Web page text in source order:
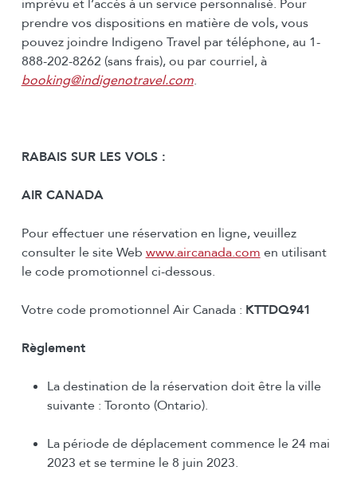
imprévu et l’accès à un service personnalisé. Pour
prendre vos dispositions en matière de vols, vous
pouvez joindre Indigeno Travel par téléphone, au 1-
888-202-8262 (sans frais), ou par courriel, à
booking@indigenotravel.com.
RABAIS SUR LES VOLS :
AIR CANADA
Pour effectuer une réservation en ligne, veuillez
consulter le site Web www.aircanada.com en utilisant
le code promotionnel ci-dessous.
Votre code promotionnel Air Canada : KTTDQ941
Règlement
La destination de la réservation doit être la ville
suivante : Toronto (Ontario).
La période de déplacement commence le 24 mai
2023 et se termine le 8 juin 2023.